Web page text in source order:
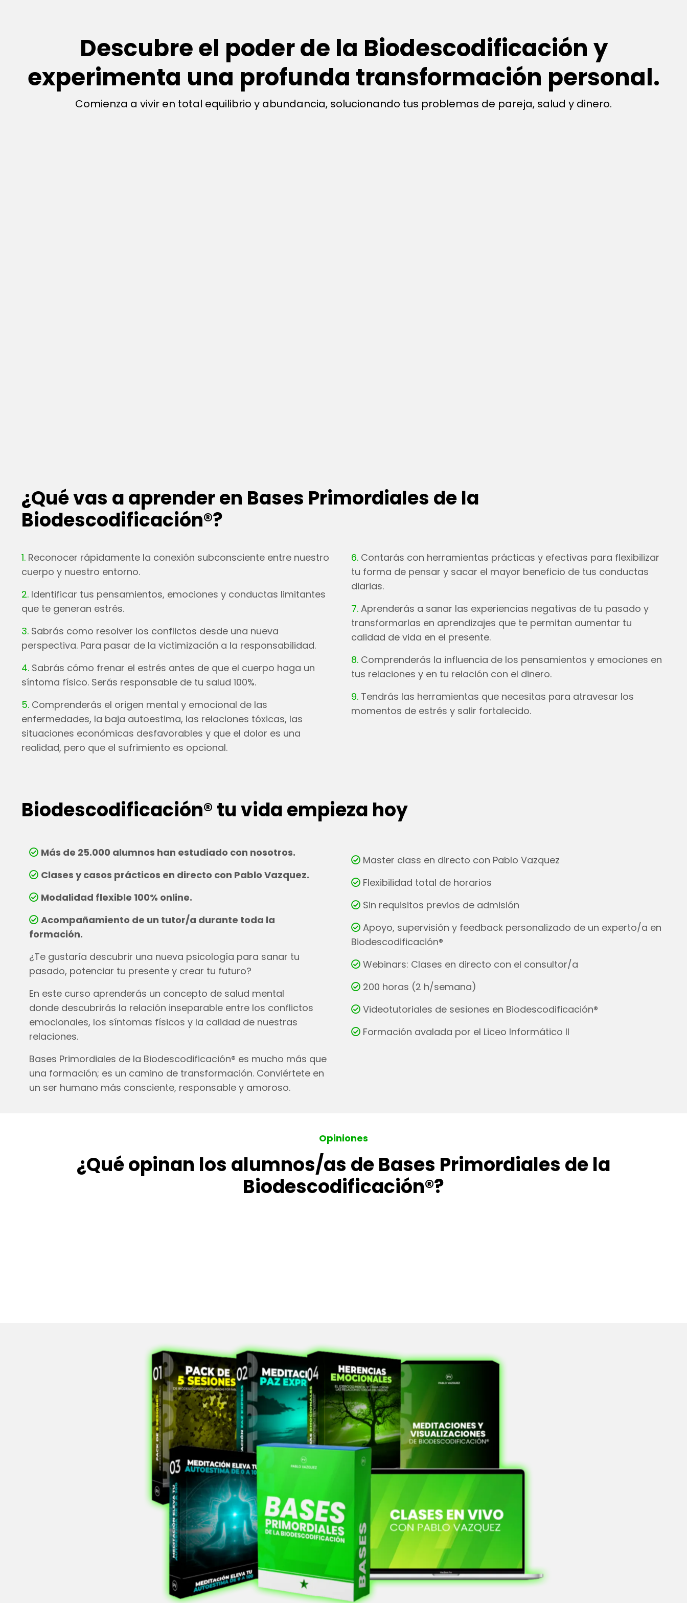
Descubre el poder de la Biodescodificación y
experimenta una profunda transformación personal.
Comienza a vivir en total equilibrio y abundancia, solucionando tus problemas de pareja, salud y dinero.
¿Qué vas a aprender en Bases Primordiales de la
Biodescodificación®?
1. Reconocer rápidamente la conexión subconsciente entre nuestro
cuerpo y nuestro entorno.
2. Identificar tus pensamientos, emociones y conductas limitantes
que te generan estrés.
3. Sabrás como resolver los conflictos desde una nueva
perspectiva. Para pasar de la victimización a la responsabilidad.
4. Sabrás cómo frenar el estrés antes de que el cuerpo haga un
síntoma físico. Serás responsable de tu salud 100%.
5. Comprenderás el origen mental y emocional de las
enfermedades, la baja autoestima, las relaciones tóxicas, las
situaciones económicas desfavorables y que el dolor es una
realidad, pero que el sufrimiento es opcional.
6. Contarás con herramientas prácticas y efectivas para flexibilizar
tu forma de pensar y sacar el mayor beneficio de tus conductas
diarias.
7. Aprenderás a sanar las experiencias negativas de tu pasado y
transformarlas en aprendizajes que te permitan aumentar tu
calidad de vida en el presente.
8. Comprenderás la influencia de los pensamientos y emociones en
tus relaciones y en tu relación con el dinero.
9. Tendrás las herramientas que necesitas para atravesar los
momentos de estrés y salir fortalecido.
Biodescodificación® tu vida empieza hoy
Más de 25.000 alumnos han estudiado con nosotros.
Clases y casos prácticos en directo con Pablo Vazquez.
Modalidad flexible 100% online.
Acompañamiento de un tutor/a durante toda la
formación.
¿Te gustaría descubrir una nueva psicología para sanar tu
pasado, potenciar tu presente y crear tu futuro?
En este curso aprenderás un concepto de salud mental
donde descubrirás la relación inseparable entre los conflictos
emocionales, los síntomas físicos y la calidad de nuestras
relaciones.
Bases Primordiales de la Biodescodificación® es mucho más que
una formación; es un camino de transformación. Conviértete en
un ser humano más consciente, responsable y amoroso.
Master class en directo con Pablo Vazquez
Flexibilidad total de horarios
Sin requisitos previos de admisión
Apoyo, supervisión y feedback personalizado de un experto/a en
Biodescodificación®
Webinars: Clases en directo con el consultor/a
200 horas (2 h/semana)
Videotutoriales de sesiones en Biodescodificación®
Formación avalada por el Liceo Informático II
Opiniones
¿Qué opinan los alumnos/as de Bases Primordiales de la
Biodescodificación®?